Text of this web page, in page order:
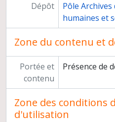
Dépôt
Pôle Archives
humaines et
Zone du contenu et
Portée et
contenu
Présence de
Zone des conditions
d'utilisation